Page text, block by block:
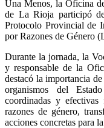
Una Menos, la Oficina
de La Rioja participó
Protocolo Provincial de
por Razones de Género
Durante la jornada, la
y responsable de la
destacó la importancia
organismos del
coordinadas y
razones de género,
acciones concretas para